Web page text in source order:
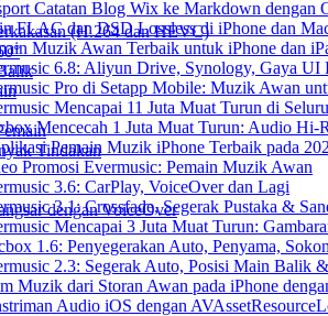
Catatan Blog Wix ke Markdown dengan
FLAC dan DSD Lossless di iPhone dan
Muzik Awan Terbaik untuk iPhone dan
6.8: Aliyun Drive, Synology, Gaya UI
Pro di Setapp Mobile: Muzik Awan
Mencapai 11 Juta Muat Turun di
Mencecah 1 Juta Muat Turun: Audio Hi-
Pemain Muzik iPhone Terbaik pada
Promosi Evermusic: Pemain Muzik Awan
3.6: CarPlay, VoiceOver dan Lagi
3.1: Crossfade, Segerak Pustaka &
Mencapai 3 Juta Muat Turun:
1.6: Penyegerakan Auto, Penyama,
2.3: Segerak Auto, Posisi Main Balik
Muzik dari Storan Awan pada iPhone
Audio iOS dengan
(H.264 dan HEVC)
Tindakan
dengan VoiceOver